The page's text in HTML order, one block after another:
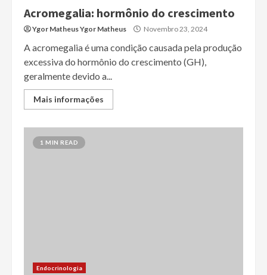
Acromegalia: hormônio do crescimento
Ygor Matheus Ygor Matheus Novembro 23, 2024
A acromegalia é uma condição causada pela produção
excessiva do hormônio do crescimento (GH),
geralmente devido a...
Mais informações
1 MIN READ
Endocrinologia